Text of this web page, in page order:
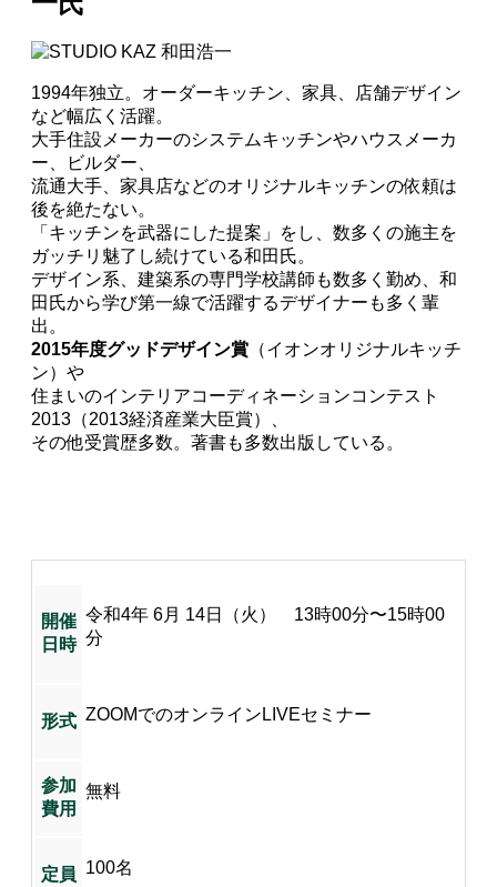
1994年独立。オーダーキッチン、家具、店舗デザイン
など幅広く活躍。
大手住設メーカーのシステムキッチンやハウスメーカ
ー、ビルダー、
流通大手、家具店などのオリジナルキッチンの依頼は
後を絶たない。
「キッチンを武器にした提案」をし、数多くの施主を
ガッチリ魅了し続けている和田氏。
デザイン系、建築系の専門学校講師も数多く勤め、和
田氏から学び第一線で活躍するデザイナーも多く輩
出。
2015年度グッドデザイン賞 （イオンオリジナルキッチ
ン）や
住まいのインテリアコーディネーションコンテスト
2013（2013経済産業大臣賞）、
その他受賞歴多数。著書も多数出版している。
開催
日時
令和4年 6月 14日（火） 13時00分〜15時00
分
形式 ZOOMでのオンラインLIVEセミナー
参加
費用
無料
定員 100名